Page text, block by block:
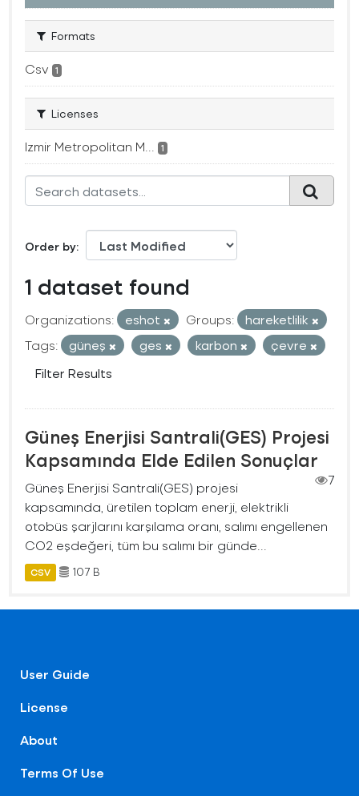
Formats
Csv 1
Licenses
Izmir Metropolitan M... 1
Order by
1 dataset found
Organizations: eshot Groups:
hareketlilik
Tags:
güneş ges karbon
çevre
Filter Results
Güneş Enerjisi Santrali(GES) Projesi
Kapsamında Elde Edilen Sonuçlar
7
Güneş Enerjisi Santrali(GES) projesi
kapsamında, üretilen toplam enerji, elektrikli
otobüs şarjlarını karşılama oranı, salımı engellenen
CO2 eşdeğeri, tüm bu salımı bir günde...
CSV 107 B
User Guide
License
About
Terms Of Use